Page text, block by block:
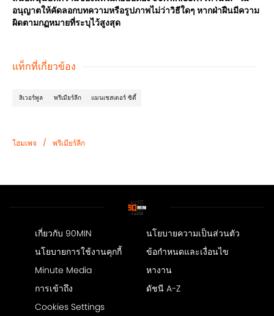
อนุญาตให้คัดลอกบทความหรือรูปภาพไม่ว่าวิธีใดๆ หากฝ่าฝืนมีความ
ผิดตามกฏหมายที่ระบุไว้สูงสุด
แท็กที่เกี่ยวข้อง
ลิเวอร์พูล พรีเมียร์ลีก แมนเชสเตอร์ ซิตี้
โฮมเพจ / พรีเมียร์ลีก
เกี่ยวกับ 90MIN
นโยบายความเป็นส่วนตัว
นโยบายการใช้งานคุกกี้
ข้อกำหนดและเงื่อนไข
Minute Media
หางาน
การเข้าถึง
ดัชนี A-Z
Cookies Settings